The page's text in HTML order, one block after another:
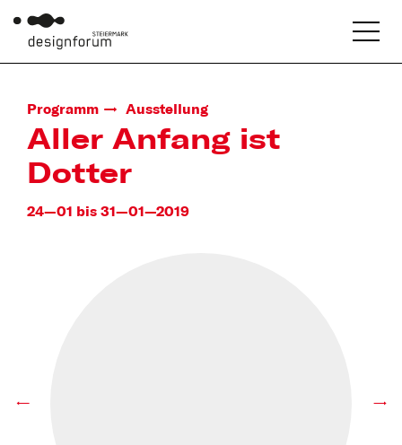
Programm Ausstellung
Aller Anfang ist
Dotter
24—01 bis 31—01—2019
← →